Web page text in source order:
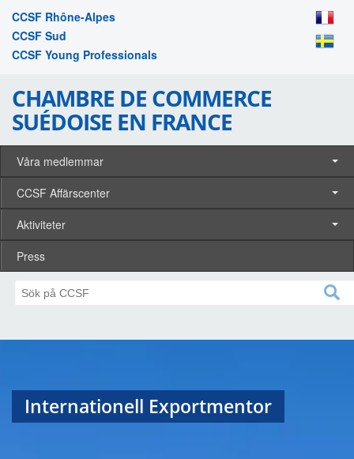
CCSF Rhône-Alpes
CCSF Sud
CCSF Young Professionals
CHAMBRE DE COMMERCE
SUÉDOISE EN FRANCE
Våra medlemmar
CCSF Affärscenter
Aktiviteter
Press
Internationell Exportmentor